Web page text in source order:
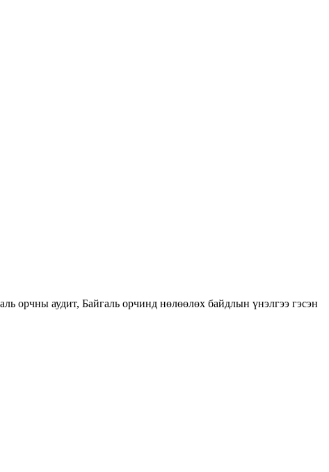
аудит, Байгаль орчинд нөлөөлөх байдлын үнэлгээ гэсэн